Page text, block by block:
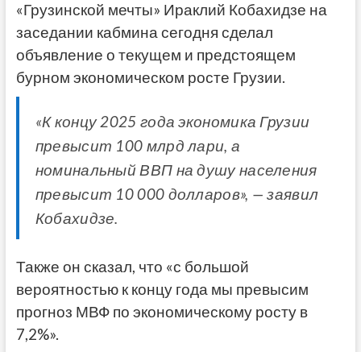
«Грузинской мечты» Ираклий Кобахидзе на
заседании кабмина сегодня сделал
объявление о текущем и предстоящем
бурном экономическом росте Грузии.
«К концу 2025 года экономика Грузии
превысит 100 млрд лари, а
номинальный ВВП на душу населения
превысит 10 000 долларов», — заявил
Кобахидзе.
Также он сказал, что «с большой
вероятностью к концу года мы превысим
прогноз МВФ по экономическому росту в
7,2%».